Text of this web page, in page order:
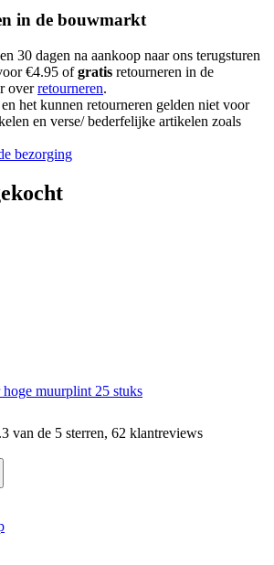
in de bouwmarkt
30 dagen na aankoop naar ons terugsturen
€4.95 ofgratis retourneren in de
overretourneren.
het kunnen retourneren gelden niet voor
en verse/ bederfelijke artikelen zoals
bezorging
muurplint 25 stuks
van de 5 sterren, 62 klantreviews